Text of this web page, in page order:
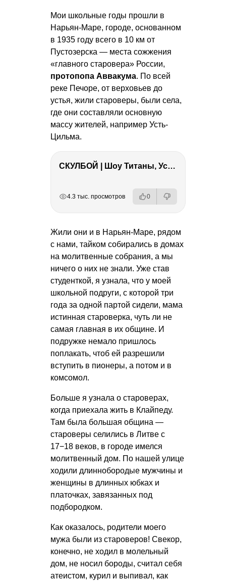
Мои школьные годы прошли в
Нарьян-Маре, городе, основанном
в 1935 году всего в 10 км от
Пустозерска — места сожжения
«главного старовера» России,
протопопа Аввакума. По всей
реке Печоре, от верховьев до
устья, жили староверы, были села,
где они составляли основную
массу жителей, например Усть-
Цильма.
СКУЛБОЙ | Шоу Титаны, Усейн Болт, Ларрат, Зашквар!
4.3 тыс. просмотров 0
Жили они и в Нарьян-Маре, рядом
с нами, тайком собирались в домах
на молитвенные собрания, а мы
ничего о них не знали. Уже став
студенткой, я узнала, что у моей
школьной подруги, с которой три
года за одной партой сидели, мама
истинная староверка, чуть ли не
самая главная в их общине. И
подружке немало пришлось
поплакать, чтоб ей разрешили
вступить в пионеры, а потом и в
комсомол.
Больше я узнала о староверах,
когда приехала жить в Клайпеду.
Там была большая община —
староверы селились в Литве с
17−18 веков, в городе имелся
молитвенный дом. По нашей улице
ходили длиннобородые мужчины и
женщины в длинных юбках и
платочках, завязанных под
подбородком.
Как оказалось, родители моего
мужа были из староверов! Свекор,
конечно, не ходил в молельный
дом, не носил бороды, считал себя
атеистом, курил и выпивал, как